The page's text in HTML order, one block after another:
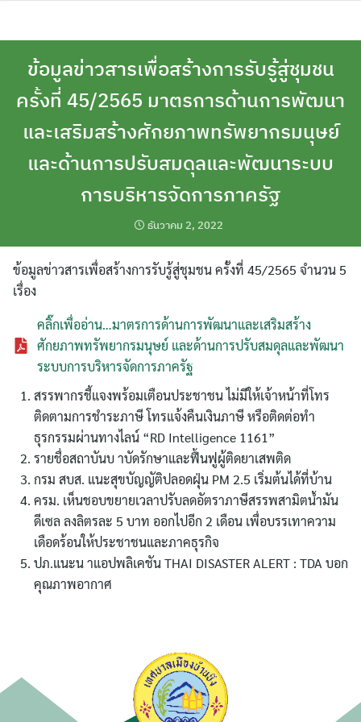
ค้นหา
สำหรับ:
ข้อมูลข่าวสารเพื่อสร้างการรับรู้สู่ชุมชน
ครั้งที่ 45/2565 มาตรการด้านการพัฒนา
และเสริมสร้างศักยภาพทรัพยากรมนุษย์
และด้านการปรับสมดุลและพัฒนาระบบ
การบริหารจัดการภาครัฐ
ธันวาคม 2, 2022
ข้อมูลข่าวสารเพื่อสร้างการรับรู้สู่ชุมชน ครั้งที่ 45/2565 จำนวน 5
เรื่อง
คลิ๊กเพื่ออ่าน…มาตรการด้านการพัฒนาและเสริมสร้าง
ศักยภาพทรัพยากรมนุษย์ และด้านการปรับสมดุลและพัฒนา
ระบบการบริหารจัดการภาครัฐ
สรรพากรชี้แจงพร้อมเตือนประชาชน ไม่มีให้เจ้าหน้าที่โทร
ติดตามการชำระภาษี โทรแจ้งคืนเงินภาษี หรือติดต่อทำ
ธุรกรรมผ่านทางไลน์ “RD Intelligence 1161”
รายชื่อสถาบันบ าบัดรักษาและฟื้นฟูผู้ติดยาเสพติด
กรม สบส. แนะสุขบัญญัติปลอดฝุ่น PM 2.5 เริ่มต้นได้ที่บ้าน
ครม. เห็นชอบขยายเวลาปรับลดอัตราภาษีสรรพสามิตน้ำมัน
ดีเซล ลงลิตรละ 5 บาท ออกไปอีก 2 เดือน เพื่อบรรเทาความ
เดือดร้อนให้ประชาชนและภาคธุรกิจ
ปภ.แนะน าแอปพลิเคชัน THAI DISASTER ALERT : TDA บอก
คุณภาพอากาศ